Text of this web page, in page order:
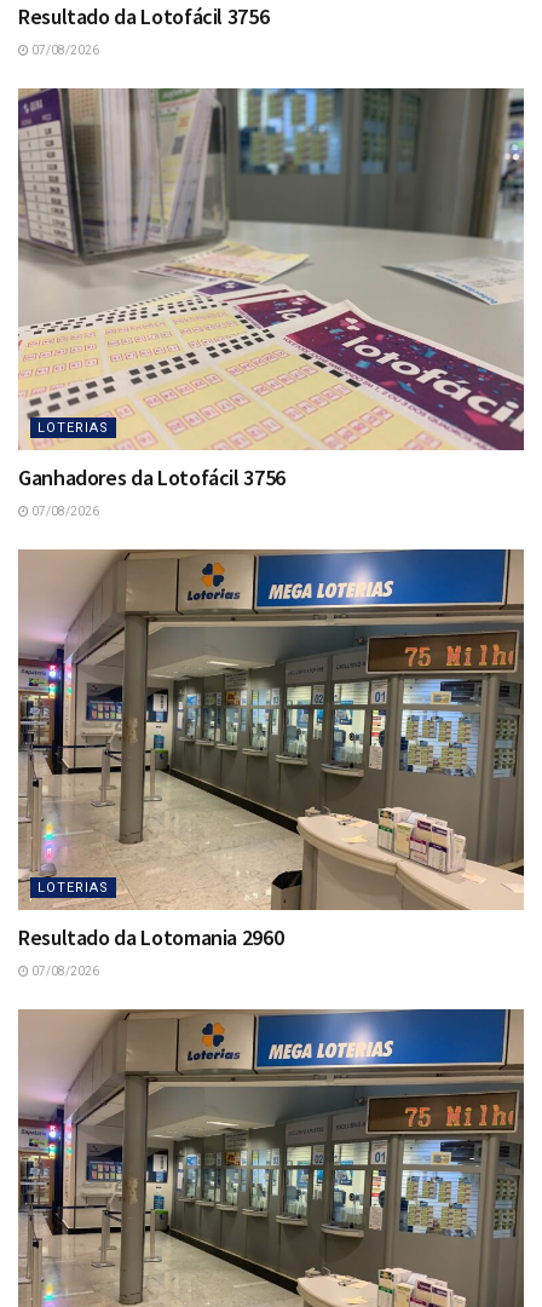
Resultado da Lotofácil 3756
07/08/2026
LOTERIAS
Ganhadores da Lotofácil 3756
07/08/2026
LOTERIAS
Resultado da Lotomania 2960
07/08/2026